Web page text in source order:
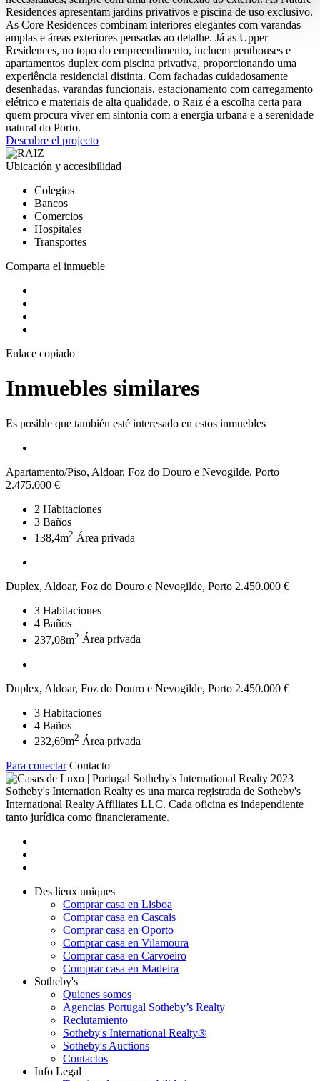
Residences apresentam jardins privativos e piscina de uso exclusivo.
As Core Residences combinam interiores elegantes com varandas
amplas e áreas exteriores pensadas ao detalhe. Já as Upper
Residences, no topo do empreendimento, incluem penthouses e
apartamentos duplex com piscina privativa, proporcionando uma
experiência residencial distinta. Com fachadas cuidadosamente
desenhadas, varandas funcionais, estacionamento com carregamento
elétrico e materiais de alta qualidade, o Raiz é a escolha certa para
quem procura viver em sintonia com a energia urbana e a serenidade
natural do Porto.
Descubre el projecto
Ubicación y accesibilidad
Colegios
Bancos
Comercios
Hospitales
Transportes
Comparta el inmueble
Enlace copiado
Inmuebles similares
Es posible que también esté interesado en estos inmuebles
Apartamento/Piso, Aldoar, Foz do Douro e Nevogilde, Porto
2.475.000 €
2 Habitaciones
3 Baños
138,4m2 Área privada
Duplex, Aldoar, Foz do Douro e Nevogilde, Porto 2.450.000 €
3 Habitaciones
4 Baños
237,08m2 Área privada
Duplex, Aldoar, Foz do Douro e Nevogilde, Porto 2.450.000 €
3 Habitaciones
4 Baños
232,69m2 Área privada
Para conectar Contacto
2023
Sotheby's Internation Realty es una marca registrada de Sotheby's
International Realty Affiliates LLC. Cada oficina es independiente
tanto jurídica como financieramente.
Des lieux uniques
Comprar casa en Lisboa
Comprar casa en Cascais
Comprar casa en Oporto
Comprar casa en Vilamoura
Comprar casa en Carvoeiro
Comprar casa en Madeira
Sotheby's
Quienes somos
Agencias Portugal Sotheby’s Realty
Reclutamiento
Sotheby's International Realty®
Sotheby's Auctions
Contactos
Info Legal